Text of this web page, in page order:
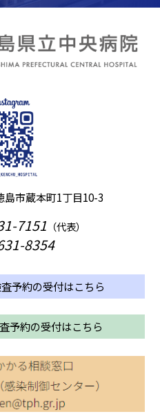
島市蔵本町1丁目10-3
7151 （代表）
8354
予約の受付はこちら
予約の受付はこちら